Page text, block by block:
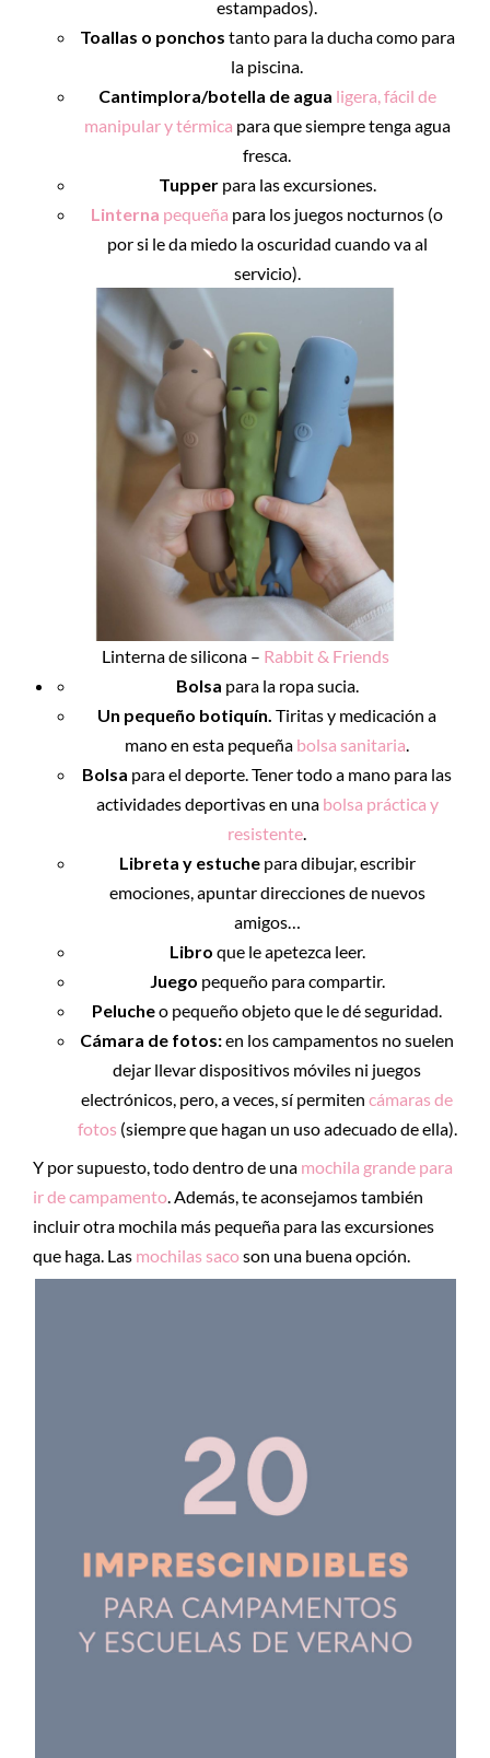
estampados).
Toallas o ponchos tanto para la ducha como para
la piscina.
Cantimplora/botella de agua ligera, fácil de
manipular y térmica para que siempre tenga agua
fresca.
Tupper para las excursiones.
Linterna pequeña para los juegos nocturnos (o
por si le da miedo la oscuridad cuando va al
servicio).
Linterna de silicona – Rabbit & Friends
Bolsa para la ropa sucia.
Un pequeño botiquín. Tiritas y medicación a
mano en esta pequeña bolsa sanitaria.
Bolsa para el deporte. Tener todo a mano para las
actividades deportivas en una bolsa práctica y
resistente.
Libreta y estuchepara dibujar, escribir
emociones, apuntar direcciones de nuevos
amigos…
Libro que le apetezca leer.
Juego pequeño para compartir.
Pelucheo pequeño objeto que le dé seguridad.
Cámara de fotos:en los campamentos no suelen
dejar llevar dispositivos móviles ni juegos
electrónicos, pero, a veces, sí permiten cámaras de
fotos (siempre que hagan un uso adecuado de ella).
Y por supuesto, todo dentro de una mochila grande para
ir de campamento. Además, te aconsejamos también
incluir otra mochila más pequeña para las excursiones
que haga. Las mochilas sacoson una buena opción.